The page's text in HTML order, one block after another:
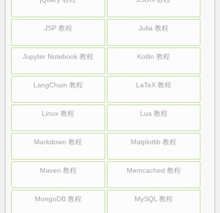
JSP 教程 Julia 教程
Jupyter Notebook 教程 Kotlin 教程
LangChain 教程 LaTeX 教程
Linux 教程 Lua 教程
Markdown 教程 Matplotlib 教程
Maven 教程 Memcached 教程
MongoDB 教程 MySQL 教程